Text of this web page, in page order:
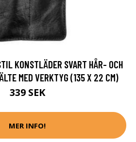
KONSTLÄDER SVART HÅR- OCH
MED VERKTYG (135 X 22 CM)
339 SEK
MER INFO!